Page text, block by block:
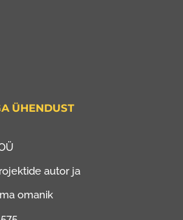
ÜHENDUST
autor ja
omanik